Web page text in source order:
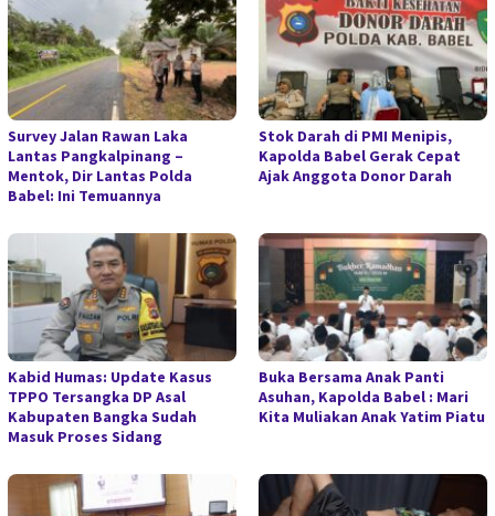
Survey Jalan Rawan Laka
Lantas Pangkalpinang –
Mentok, Dir Lantas Polda
Babel: Ini Temuannya
Stok Darah di PMI Menipis,
Kapolda Babel Gerak Cepat
Ajak Anggota Donor Darah
Kabid Humas: Update Kasus
TPPO Tersangka DP Asal
Kabupaten Bangka Sudah
Masuk Proses Sidang
Buka Bersama Anak Panti
Asuhan, Kapolda Babel : Mari
Kita Muliakan Anak Yatim Piatu